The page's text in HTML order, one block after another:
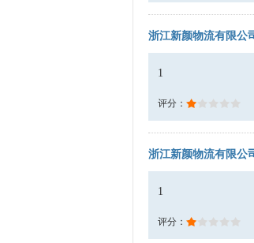
浙江新颜物流有限公
1
评分：
浙江新颜物流有限公
1
评分：